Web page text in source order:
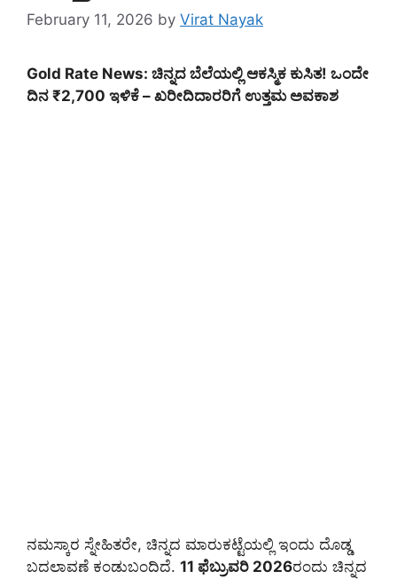
February 11, 2026 by Virat Nayak
Gold Rate News: ಚಿನ್ನದ ಬೆಲೆಯಲ್ಲಿ ಆಕಸ್ಮಿಕ ಕುಸಿತ! ಒಂದೇ
ದಿನ ₹2,700 ಇಳಿಕೆ – ಖರೀದಿದಾರರಿಗೆ ಉತ್ತಮ ಅವಕಾಶ
ನಮಸ್ಕಾರ ಸ್ನೇಹಿತರೇ, ಚಿನ್ನದ ಮಾರುಕಟ್ಟೆಯಲ್ಲಿ ಇಂದು ದೊಡ್ಡ
ಬದಲಾವಣೆ ಕಂಡುಬಂದಿದೆ. 11 ಫೆಬ್ರುವರಿ 2026ರಂದು ಚಿನ್ನದ